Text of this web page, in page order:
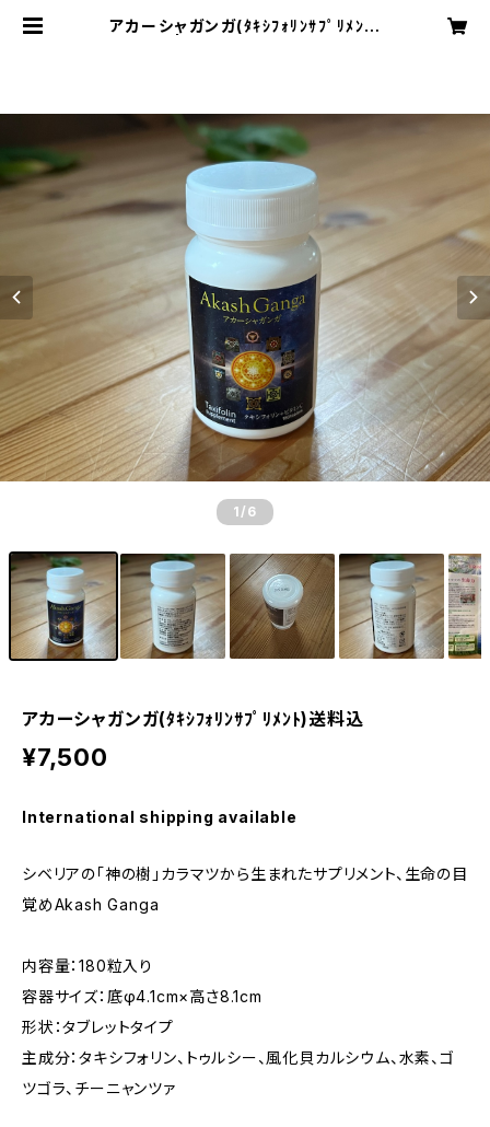
アカーシャガンガ(ﾀｷｼﾌｫﾘﾝｻﾌﾟﾘﾒﾝﾄ)
1 /6
アカーシャガンガ(ﾀｷｼﾌｫﾘﾝｻﾌﾟﾘﾒﾝﾄ)送料込
¥7,500
International shipping available
シベリアの「神の樹」カラマツから生まれたサプリメント、生命の目
覚めAkash Ganga
内容量：180粒入り
容器サイズ：底φ4.1cm×高さ8.1cm
形状：タブレットタイプ
主成分：タキシフォリン、トゥルシー、風化貝カルシウム、水素、ゴ
ツゴラ、チーニャンツァ